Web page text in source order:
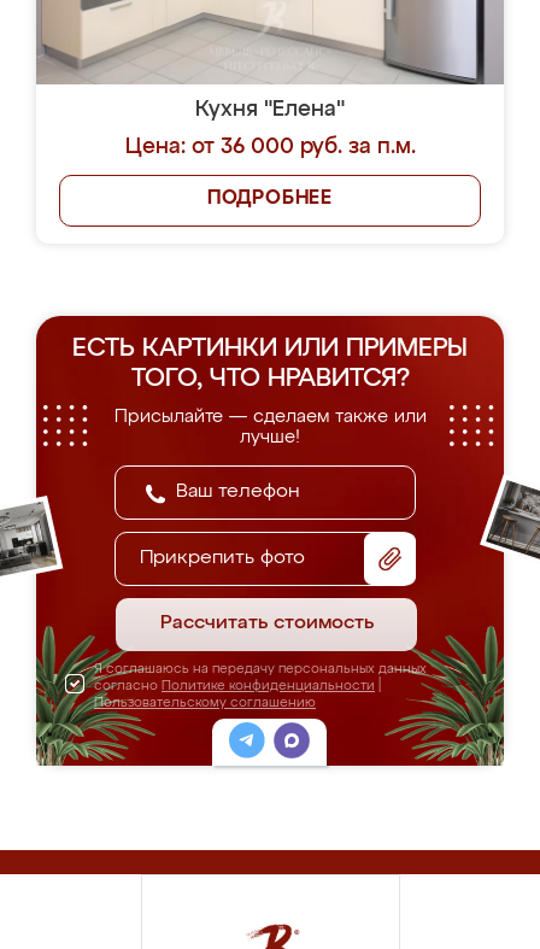
Кухня "Елена"
Цена: от 36 000 руб. за п.м.
ПОДРОБНЕЕ
ЕСТЬ КАРТИНКИ ИЛИ ПРИМЕРЫ
ТОГО, ЧТО НРАВИТСЯ?
Присылайте — сделаем также или
лучше!
Прикрепить фото
Рассчитать стоимость
Я соглашаюсь на передачу персональных данных
согласно Политике конфиденциальности
Пользовательскому соглашению